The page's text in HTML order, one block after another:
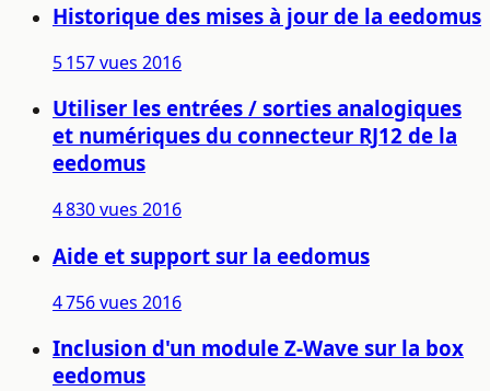
Historique des mises à jour de la eedomus
5 157 vues 2016
Utiliser les entrées / sorties analogiques
et numériques du connecteur RJ12 de la
eedomus
4 830 vues 2016
Aide et support sur la eedomus
4 756 vues 2016
Inclusion d'un module Z-Wave sur la box
eedomus